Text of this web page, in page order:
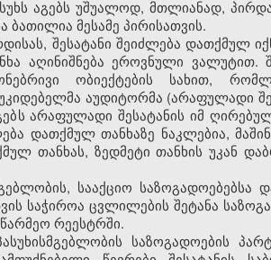
აგებს უშუალოდ, მთლიანად,
ბათილია მესამე პირისათვის.
შესატანი შეიძლება დათქმულ
აღინიშნება ეროვნული ვალუტით.
ობიექტების სახით,
აუდიტორმა (არაფულადი
არაფულადი შესატანის იმ
დათქმულ თანხაზე ნაკლებია,
თანხას, ზედმეტი თანხის უკან
სააქციო საზოგადოებებსა
საჭიროა ცვლილების შეტანა
რეესტრში.
საზოგადოების